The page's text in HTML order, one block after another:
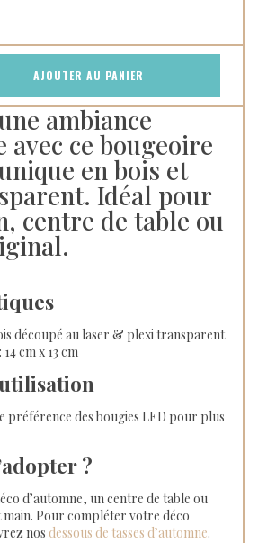
AJOUTER AU PANIER
ambiance
avec ce bougeoire
en bois et
Idéal pour
centre de table ou
découpé au laser & plexi transparent
cm x 13 cm
préférence des bougies LED pour plus
?
d’automne, un centre de table ou
main. Pour compléter votre déco
nos dessous de tasses d’automne.